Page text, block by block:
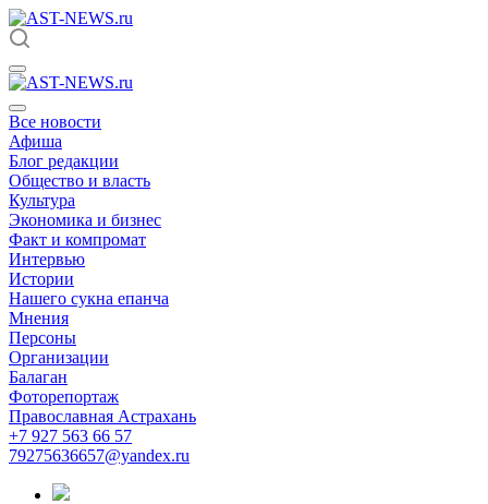
Все новости
Афиша
Блог редакции
Общество и власть
Культура
Экономика и бизнес
Факт и компромат
Интервью
Истории
Нашего сукна епанча
Мнения
Персоны
Организации
Балаган
Фоторепортаж
Православная Астрахань
+7 927 563 66 57
79275636657@yandex.ru